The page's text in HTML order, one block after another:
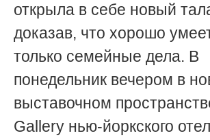
открыла в себе новый
доказав, что хорошо
только семейные дела. В
понедельник вечером в
выставочном
Gallery нью-йоркского